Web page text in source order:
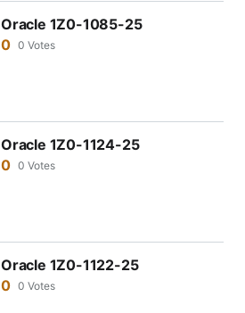
Oracle 1Z0-1085-25
0 0 Votes
Oracle 1Z0-1124-25
0 0 Votes
Oracle 1Z0-1122-25
0 0 Votes